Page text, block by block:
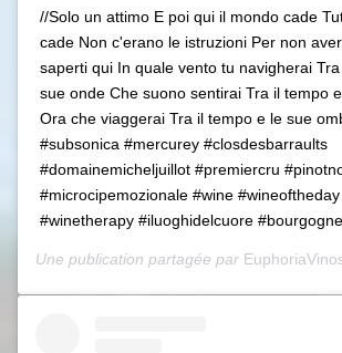
//Solo un attimo E poi qui il mondo cade
cade Non c'erano le istruzioni Per non
saperti qui In quale vento tu navigherai
sue onde Che suono sentirai Tra il tempo
Ora che viaggerai Tra il tempo e le sue
#subsonica #mercurey #closdesbarraults
#domainemicheljuillot #premiercru
#microcipemozionale #wine
#winetherapy #iluoghidelcuore
Une publication partagée par